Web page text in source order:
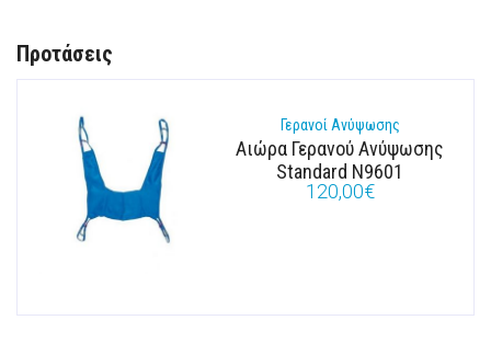
Προτάσεις
Γερανοί Ανύψωσης
Αιώρα Γερανού Ανύψωσης
Standard N9601
120,00€